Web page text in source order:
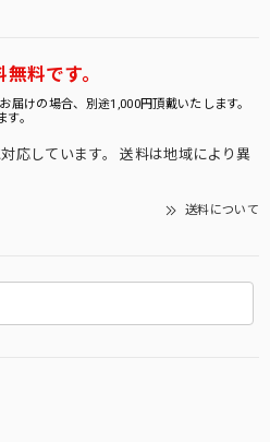
料です。
届けの場合、別途1,000円頂戴いたします。
。
応しています。 送料は地域により異
送料について